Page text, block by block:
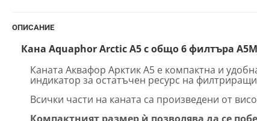
ОПИСАНИЕ
Кана AquaphorArcticА5 с общо 6 филтъра
Каната Аквафор Арктик A5 е компактна и
индикатор за остатъчен ресурс на
Всички части на каната са произведени от